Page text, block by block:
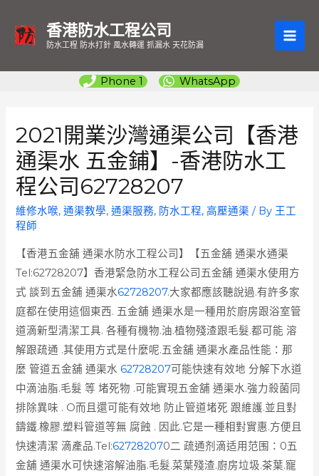
香港防水工程公司
防水工程 防水打針 風水轉運 抓漏水 天花防漏
Phone 1 WhatsApp
2021開業沙灣通渠公司【香港
通渠水 五金鋪】-香港防水工
程公司62728207
維修水喉,通渠教學,通渠服務, 防水工程,高壓通渠 / By 王工
程師
【香港五金舖 通渠水防水工程公司】【五金舖 通渠水通渠
Tel:62728207】香港緊急防水工程公司五金舖 通渠水使用方
式 談到五金舖 通渠水62728207.大家都應該聽說過.有許多家
庭都在使用這個東西. 五金舖 通渠水是一種用於廚房跟浴室管
道滴新型清潔工具. 各種有機物.油.植物殘渣跟毛髮.都可能 溶
解跟疏通 .其使用方式是什麼呢.五金舖 通渠水產品性能：那
麼 管道五金舖 通渠水 62728207可能快速有效地 分解下水道
中滴油脂.毛髮 等 堵死物 .可能實現五金舖 通渠水.強力殺菌同
排除異味 . O而且還可能有效地 防止管道堵死 跟維護.並且對
鑄鐵.橡膠.塑料管道等無 腐蝕 . 因此.它是一種相對實惠.方便且
快速清潔 滴產品.Tel:627282070二 疏通剂滴适用范围：0五
金舖 通渠水可快速溶解油脂.毛髮.菜葉殘渣.廚房垃圾.茶葉.寵